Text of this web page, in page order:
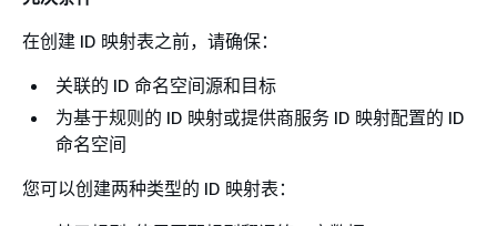
在创建 ID 映射表之前，请确保：
关联的 ID 命名空间源和目标
为基于规则的 ID 映射或提供商服务 ID 映射配置的 ID
命名空间
您可以创建两种类型的 ID 映射表：